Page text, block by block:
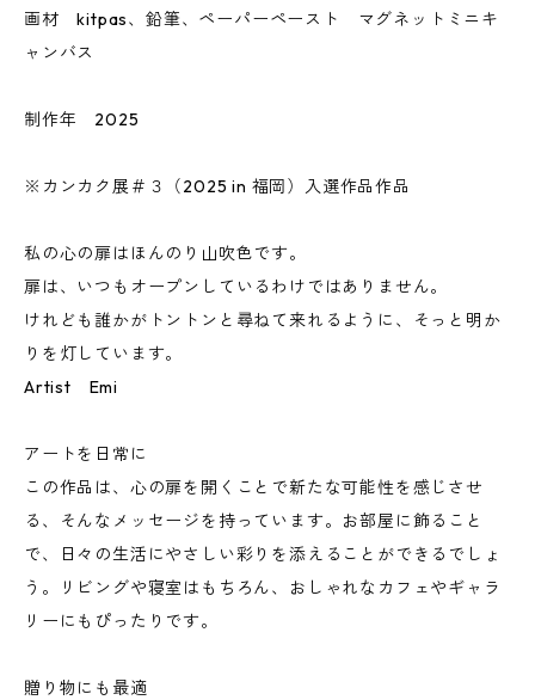
画材 kitpas、鉛筆、ペーパーペースト マグネットミニキ
ャンバス
制作年 2025
※カンカク展＃３（2025 in 福岡）入選作品作品
私の心の扉はほんのり山吹色です。
扉は、いつもオープンしているわけではありません。
けれども誰かがトントンと尋ねて来れるように、そっと明か
りを灯しています。
Artist Emi
アートを日常に
この作品は、心の扉を開くことで新たな可能性を感じさせ
る、そんなメッセージを持っています。お部屋に飾ること
で、日々の生活にやさしい彩りを添えることができるでしょ
う。リビングや寝室はもちろん、おしゃれなカフェやギャラ
リーにもぴったりです。
贈り物にも最適